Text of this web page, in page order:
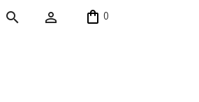
search  shopping_bag 0